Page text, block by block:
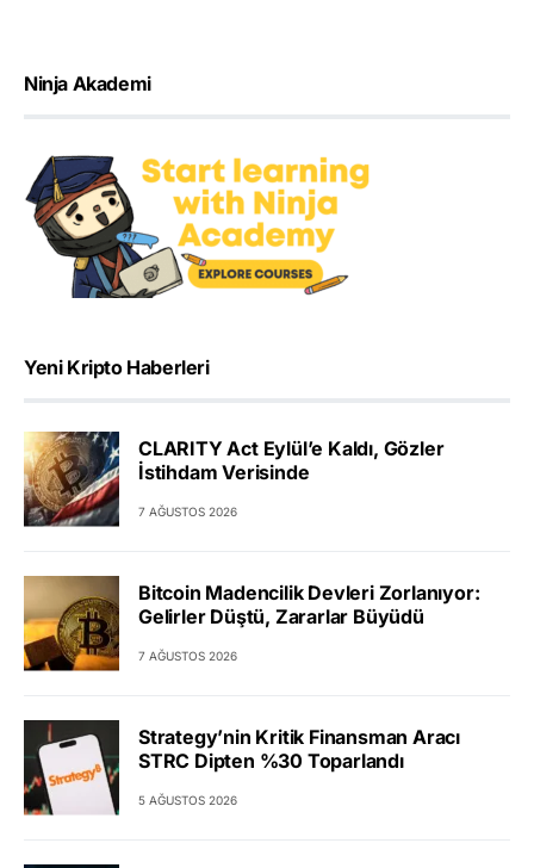
Ninja Akademi
Yeni Kripto Haberleri
CLARITY Act Eylül’e Kaldı, Gözler
İstihdam Verisinde
7 AĞUSTOS 2026
Bitcoin Madencilik Devleri Zorlanıyor:
Gelirler Düştü, Zararlar Büyüdü
7 AĞUSTOS 2026
Strategy’nin Kritik Finansman Aracı
STRC Dipten %30 Toparlandı
5 AĞUSTOS 2026